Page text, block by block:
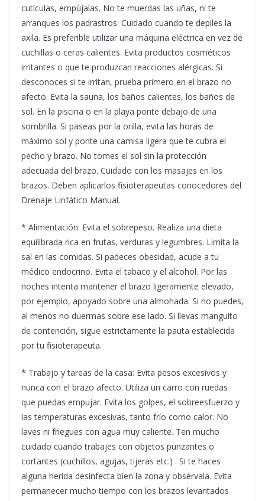
cutículas, empújalas. No te muerdas las uñas, ni te
arranques los padrastros. Cuidado cuando te depiles la
axila. Es preferible utilizar una máquina eléctrica en vez de
cuchillas o ceras calientes. Evita productos cosméticos
irritantes o que te produzcan reacciones alérgicas. Si
desconoces si te irritan, prueba primero en el brazo no
afecto. Evita la sauna, los baños calientes, los baños de
sol. En la piscina o en la playa ponte debajo de una
sombrilla. Si paseas por la orilla, evita las horas de
máximo sol y ponte una camisa ligera que te cubra el
pecho y brazo. No tomes el sol sin la protección
adecuada del brazo. Cuidado con los masajes en los
brazos. Deben aplicarlos fisioterapeutas conocedores del
Drenaje Linfático Manual.
* Alimentación: Evita el sobrepeso. Realiza una dieta
equilibrada rica en frutas, verduras y legumbres. Limita la
sal en las comidas. Si padeces obesidad, acude a tu
médico endocrino. Evita el tabaco y el alcohol. Por las
noches intenta mantener el brazo ligeramente elevado,
por ejemplo, apoyado sobre una almohada. Si no puedes,
al menos no duermas sobre ese lado. Si llevas manguito
de contención, sigue estrictamente la pauta establecida
por tu fisioterapeuta.
* Trabajo y tareas de la casa: Evita pesos excesivos y
nunca con el brazo afecto. Utiliza un carro con ruedas
que puedas empujar. Evita los golpes, el sobreesfuerzo y
las temperaturas excesivas, tanto frío como calor. No
laves ni friegues con agua muy caliente. Ten mucho
cuidado cuando trabajes con objetos punzantes o
cortantes (cuchillos, agujas, tijeras etc.) . Si te haces
alguna herida desinfecta bien la zona y obsérvala. Evita
permanecer mucho tiempo con los brazos levantados